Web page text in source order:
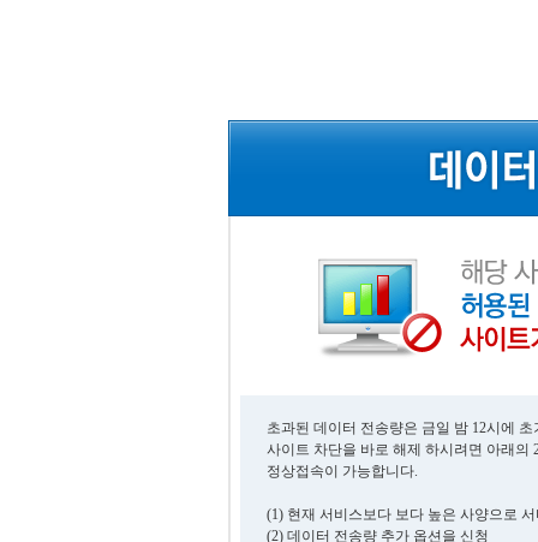
초과된 데이터 전송량은 금일 밤 12시에
사이트 차단을 바로 해제 하시려면 아래의
정상접속이 가능합니다.
(1) 현재 서비스보다 보다 높은 사양으로
(2) 데이터 전송량 추가 옵션을 신청